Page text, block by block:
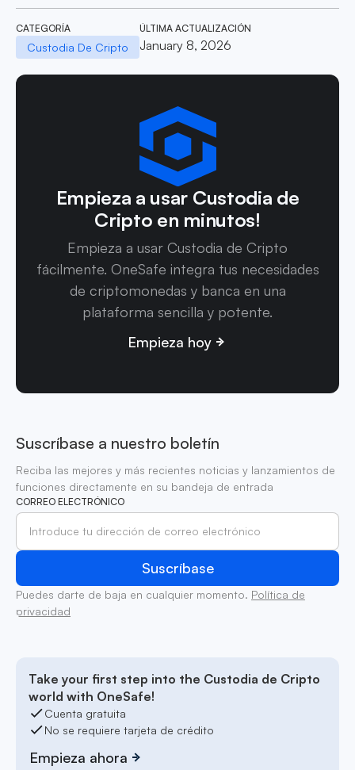
CATEGORÍA
Custodia De Cripto
ÚLTIMA ACTUALIZACIÓN
January 8, 2026
Empieza a usar Custodia de
Cripto en minutos!
Empieza a usar Custodia de Cripto
fácilmente. OneSafe integra tus necesidades
de criptomonedas y banca en una
plataforma sencilla y potente.
Empieza hoy
Suscríbase a nuestro boletín
Reciba las mejores y más recientes noticias y lanzamientos de
funciones directamente en su bandeja de entrada
CORREO ELECTRÓNICO
Puedes darte de baja en cualquier momento. Política de
privacidad
Take your first step into the Custodia de Cripto
world with OneSafe!
Cuenta gratuita
No se requiere tarjeta de crédito
Empieza ahora